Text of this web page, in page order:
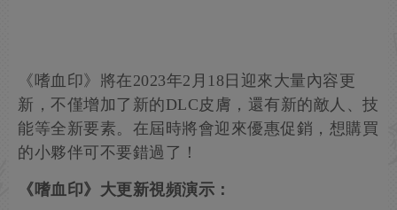
《嗜血印》將在2023年2月18日迎來大量內容更
新，不僅增加了新的DLC皮膚，還有新的敵人、技
能等全新要素。在屆時將會迎來優惠促銷，想購買
的小夥伴可不要錯過了！
《嗜血印》大更新視頻演示：